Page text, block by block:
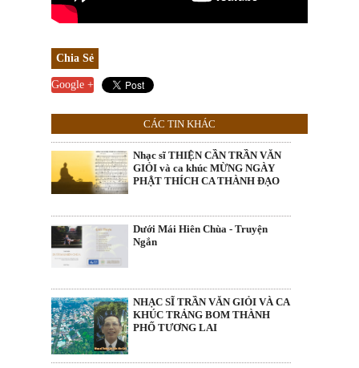
Chia Sẻ
Google +
CÁC TIN KHÁC
Nhạc sĩ THIỆN CẦN TRẦN VĂN
GIỎI và ca khúc MỪNG NGÀY
PHẬT THÍCH CA THÀNH ĐẠO
Dưới Mái Hiên Chùa - Truyện
Ngắn
NHẠC SĨ TRẦN VĂN GIỎI VÀ CA
KHÚC TRẢNG BOM THÀNH
PHỐ TƯƠNG LAI